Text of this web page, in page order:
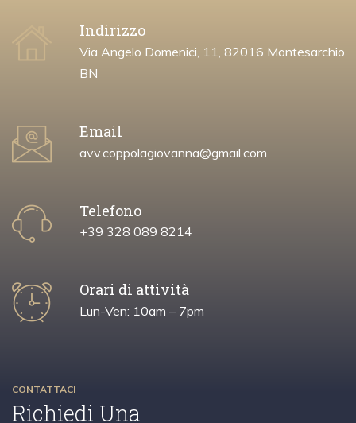
Indirizzo
Via Angelo Domenici, 11, 82016 Montesarchio
BN
Email
avv.coppolagiovanna@gmail.com
Telefono
+39 328 089 8214
Orari di attività
Lun-Ven: 10am – 7pm
CONTATTACI
Richiedi Una